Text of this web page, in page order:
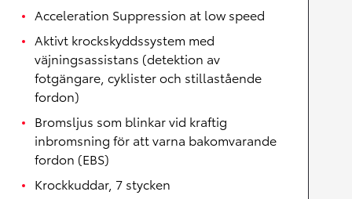
Acceleration Suppression at low speed
Aktivt krockskyddssystem med
väjningsassistans (detektion av
fotgängare, cyklister och stillastående
fordon)
Bromsljus som blinkar vid kraftig
inbromsning för att varna bakomvarande
fordon (EBS)
Krockkuddar, 7 stycken